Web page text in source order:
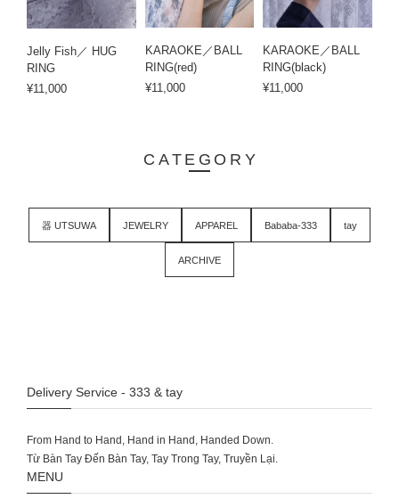
Jelly Fish／ HUG
RING
¥11,000
KARAOKE／BALL
RING(red)
¥11,000
KARAOKE／BALL
RING(black)
¥11,000
CATEGORY
器 UTSUWA JEWELRY APPAREL Bababa-333 tay
ARCHIVE
Delivery Service - 333 & tay
From Hand to Hand, Hand in Hand, Handed Down.
MENU